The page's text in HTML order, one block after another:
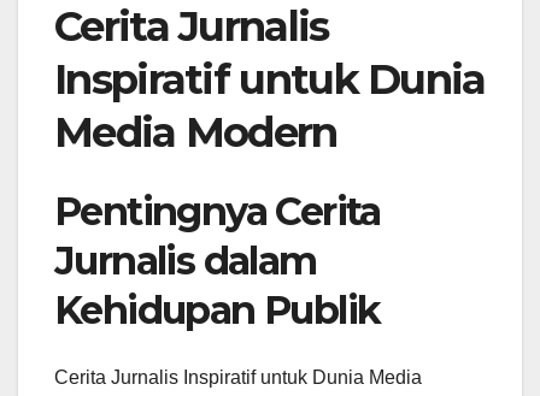
Cerita Jurnalis
Inspiratif untuk Dunia
Media Modern
Pentingnya Cerita
Jurnalis dalam
Kehidupan Publik
Cerita Jurnalis Inspiratif untuk Dunia Media